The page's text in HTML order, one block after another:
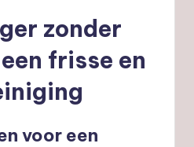
zonder
frisse en
voor een